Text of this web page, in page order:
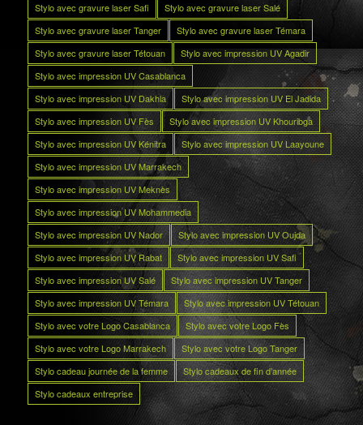
Stylo avec gravure laser Safi
Stylo avec gravure laser Salé
Stylo avec gravure laser Tanger
Stylo avec gravure laser Témara
Stylo avec gravure laser Tétouan
Stylo avec impression UV Agadir
Stylo avec impression UV Casablanca
Stylo avec impression UV Dakhla
Stylo avec impression UV El Jadida
Stylo avec impression UV Fès
Stylo avec impression UV Khouribga
Stylo avec impression UV Kénitra
Stylo avec impression UV Laayoune
Stylo avec impression UV Marrakech
Stylo avec impression UV Meknès
Stylo avec impression UV Mohammedia
Stylo avec impression UV Nador
Stylo avec impression UV Oujda
Stylo avec impression UV Rabat
Stylo avec impression UV Safi
Stylo avec impression UV Salé
Stylo avec impression UV Tanger
Stylo avec impression UV Témara
Stylo avec impression UV Tétouan
Stylo avec votre Logo Casablanca
Stylo avec votre Logo Fès
Stylo avec votre Logo Marrakech
Stylo avec votre Logo Tanger
Stylo cadeau journée de la femme
Stylo cadeaux de fin d’année
Stylo cadeaux entreprise